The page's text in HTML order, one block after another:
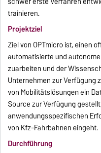
trainieren.
Projektziel
Ziel von OPTmicro ist, einen
automatisierte und
zuarbeiten und der
Unternehmen zur Verfügung
von Mobilitätslösungen ein
Source zur Verfügung
anwendungsspezifischen
von Kfz-Fahrbahnen eingeht.
Durchführung